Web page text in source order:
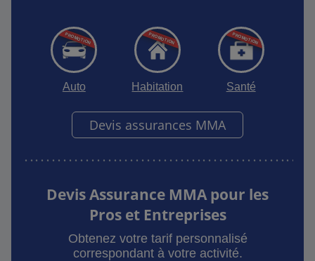
Auto Habitation Santé
Devis assurances MMA
Devis Assurance MMA pour les
Pros et Entreprises
Obtenez votre tarif personnalisé
correspondant à votre activité.